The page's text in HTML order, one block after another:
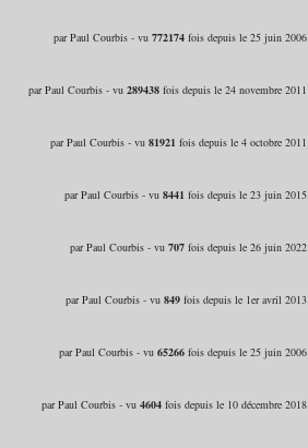
par Paul Courbis - vu 772174fois depuis le 25 juin 2006
par Paul Courbis - vu 289438fois depuis le 24 novembre 2011
par Paul Courbis - vu 81921 fois depuis le 4 octobre 2011
par Paul Courbis - vu 8441 fois depuis le 23 juin 2015
par Paul Courbis - vu 707fois depuis le 26 juin 2022
par Paul Courbis - vu 849fois depuis le 1er avril 2013
par Paul Courbis - vu 65266fois depuis le 25 juin 2006
par Paul Courbis - vu 4604fois depuis le 10 décembre 2018